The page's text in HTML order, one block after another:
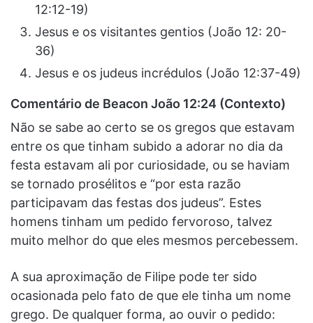
12:12-19)
Jesus e os visitantes gentios (João 12: 20-
36)
Jesus e os judeus incrédulos (João 12:37-49)
Comentário de Beacon João 12:24 (Contexto)
Não se sabe ao certo se os gregos que estavam
entre os que tinham subido a adorar no dia da
festa estavam ali por curiosidade, ou se haviam
se tornado prosélitos e “por esta razão
participavam das festas dos judeus”. Estes
homens tinham um pedido fervoroso, talvez
muito melhor do que eles mesmos percebessem.
A sua aproximação de Filipe pode ter sido
ocasionada pelo fato de que ele tinha um nome
grego. De qualquer forma, ao ouvir o pedido: